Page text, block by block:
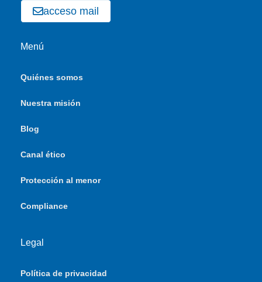
acceso mail
Menú
Quiénes somos
Nuestra misión
Blog
Canal ético
Protección al menor
Compliance
Legal
Política de privacidad